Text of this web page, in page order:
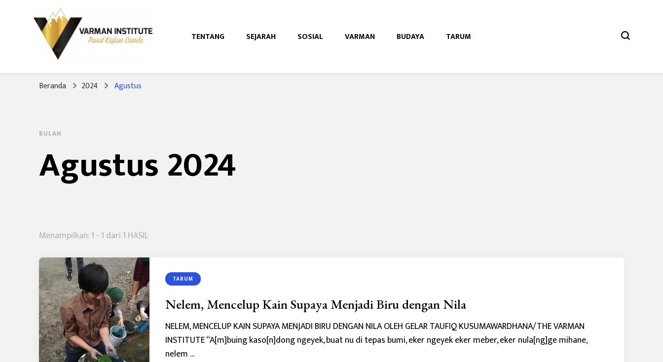
Varman Institute
Pusat Kajian Sunda
TENTANG SEJARAH SOSIAL VARMAN BUDAYA TARUM
Beranda 2024 Agustus
BULAN
Agustus 2024
Menampilkan: 1 - 1 dari 1 HASIL
TARUM
Nelem, Mencelup Kain Supaya Menjadi Biru dengan Nila
NELEM, MENCELUP KAIN SUPAYA MENJADI BIRU DENGAN NILA OLEH GELAR TAUFIQ KUSUMAWARDHANA/THE VARMAN
INSTITUTE “A[m]buing kaso[n]dong ngeyek, buat nu di tepas bumi, eker ngeyek eker meber, eker nula[ng]ge mihane,
nelem …